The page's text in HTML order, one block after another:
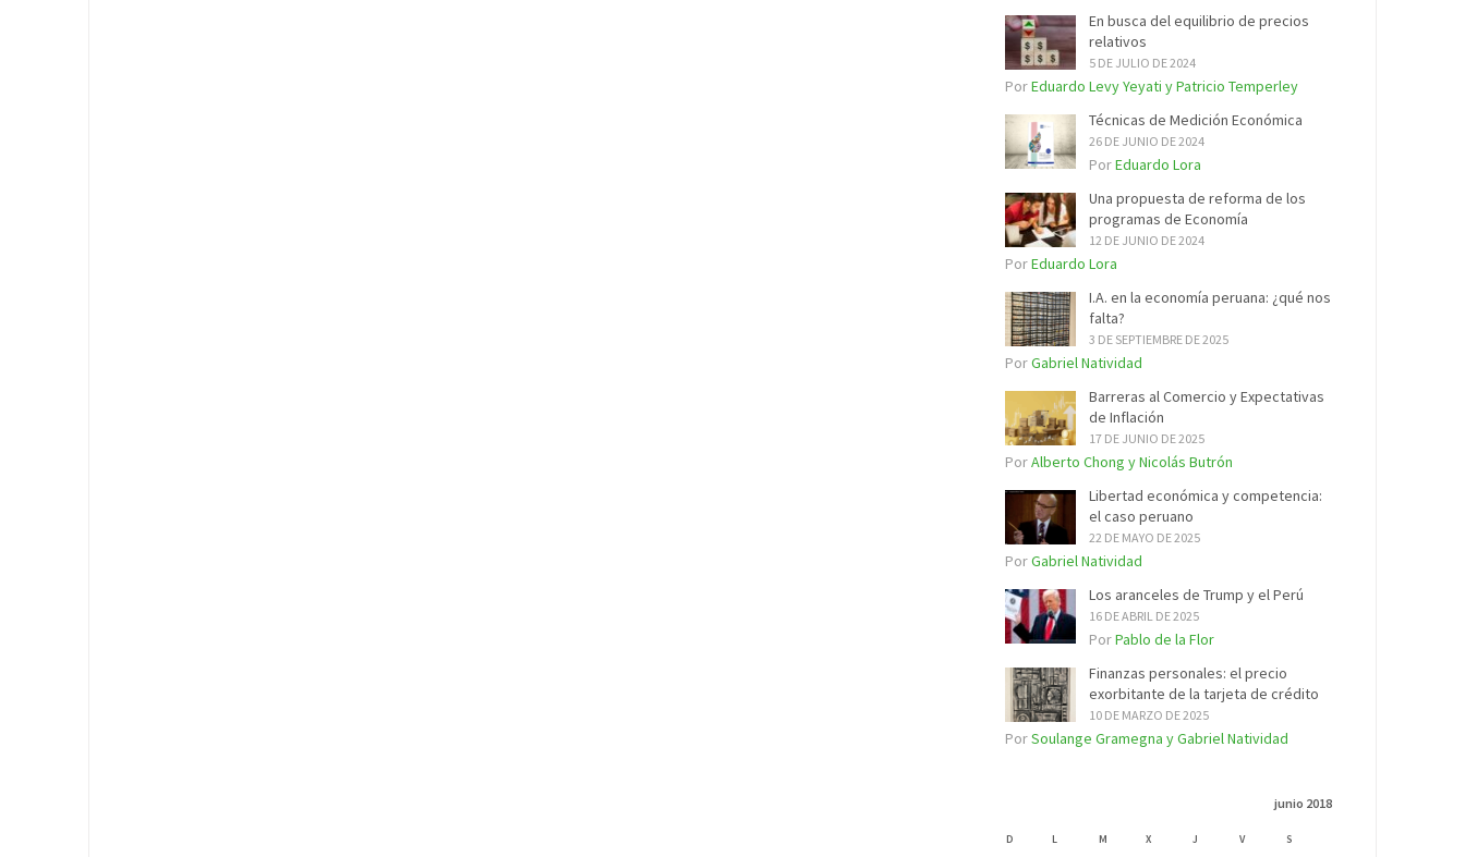
En busca del equilibrio de precios
relativos
5 DE JULIO DE 2024
PorEduardo Levy Yeyati y Patricio Temperley
Técnicas de Medición Económica
26 DE JUNIO DE 2024
PorEduardo Lora
Una propuesta de reforma de los
programas de Economía
12 DE JUNIO DE 2024
PorEduardo Lora
I.A. en la economía peruana: ¿qué nos
falta?
3 DE SEPTIEMBRE DE 2025
PorGabriel Natividad
Barreras al Comercio y Expectativas
de Inflación
17 DE JUNIO DE 2025
PorAlberto Chong y Nicolás Butrón
Libertad económica y competencia:
el caso peruano
22 DE MAYO DE 2025
PorGabriel Natividad
Los aranceles de Trump y el Perú
16 DE ABRIL DE 2025
PorPablo de la Flor
Finanzas personales: el precio
exorbitante de la tarjeta de crédito
10 DE MARZO DE 2025
PorSoulange Gramegna y Gabriel Natividad
junio 2018
D L M X J V S